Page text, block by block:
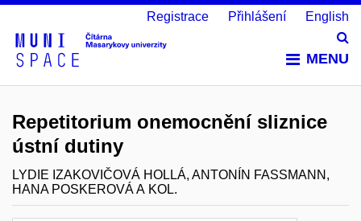
MENU
Registrace Přihlášení English
Repetitorium onemocnění sliznice
ústní dutiny
LYDIE IZAKOVIČOVÁ HOLLÁ, ANTONÍN FASSMANN,
HANA POSKEROVÁ A KOL.